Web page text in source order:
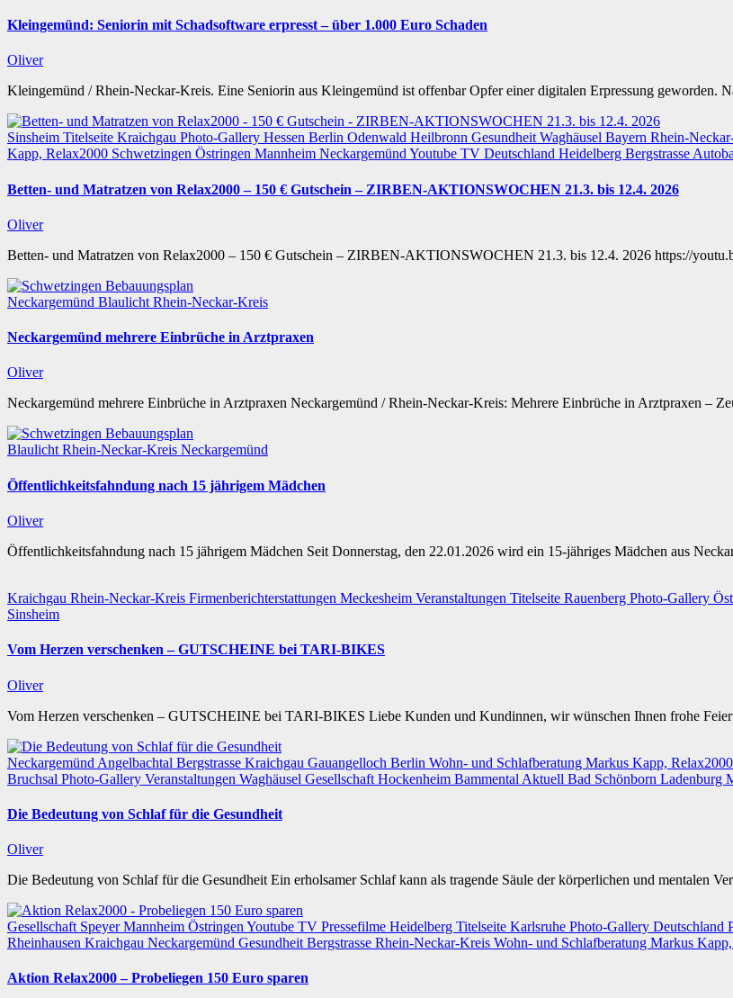
Kleingemünd: Seniorin mit Schadsoftware erpresst – über 1.000 Euro Schaden
Oliver
Kleingemünd / Rhein-Neckar-Kreis. Eine Seniorin aus Kleingemünd ist offenbar Opfer einer digitalen Erpressung geworden.
Sinsheim Titelseite Kraichgau Photo-Gallery Hessen Berlin Odenwald Heilbronn GesundheitWaghäusel Bayern Rhein-
Kapp, Relax2000 Schwetzingen Östringen Mannheim NeckargemündYoutube TV Deutschland Heidelberg Bergstrasse
Betten- und Matratzen von Relax2000 – 150 € Gutschein – ZIRBEN-AKTIONSWOCHEN 21.3. bis 12.4. 2026
Oliver
Betten- und Matratzen von Relax2000 – 150 € Gutschein – ZIRBEN-AKTIONSWOCHEN 21.3. bis 12.4. 2026 https://
Neckargemünd Blaulicht Rhein-Neckar-Kreis
Neckargemünd mehrere Einbrüche in Arztpraxen
Oliver
Neckargemünd mehrere Einbrüche in Arztpraxen Neckargemünd / Rhein-Neckar-Kreis: Mehrere Einbrüche in Arztpraxen –
BlaulichtRhein-Neckar-Kreis Neckargemünd
Öffentlichkeitsfahndung nach 15 jährigem Mädchen
Oliver
Öffentlichkeitsfahndung nach 15 jährigem Mädchen Seit Donnerstag, den 22.01.2026 wird ein 15-jähriges Mädchen aus
Kraichgau Rhein-Neckar-Kreis Firmenberichterstattungen Meckesheim Veranstaltungen Titelseite Rauenberg Photo-Gallery
Sinsheim
Vom Herzen verschenken – GUTSCHEINE bei TARI-BIKES
Oliver
Vom Herzen verschenken – GUTSCHEINE bei TARI-BIKES Liebe Kunden und Kundinnen, wir wünschen Ihnen frohe
Neckargemünd Angelbachtal Bergstrasse Kraichgau Gauangelloch Berlin Wohn- und Schlafberatung Markus Kapp, Relax2000
Bruchsal Photo-Gallery Veranstaltungen Waghäusel Gesellschaft Hockenheim Bammental Aktuell Bad Schönborn Ladenburg
Die Bedeutung von Schlaf für die Gesundheit
Oliver
Die Bedeutung von Schlaf für die Gesundheit Ein erholsamer Schlaf kann als tragende Säule der körperlichen und mentalen
Gesellschaft SpeyerMannheim Östringen Youtube TV Pressefilme Heidelberg Titelseite Karlsruhe Photo-Gallery Deutschland
Rheinhausen Kraichgau Neckargemünd Gesundheit Bergstrasse Rhein-Neckar-Kreis Wohn- und Schlafberatung Markus
Aktion Relax2000 – Probeliegen 150 Euro sparen